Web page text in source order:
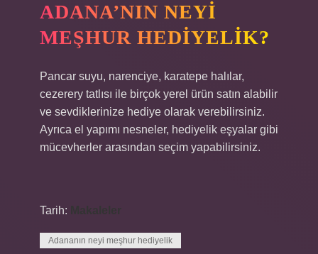
ADANA’NIN NEYI
MEŞHUR HEDIYELIK?
Pancar suyu, narenciye, karatepe halılar,
cezerery tatlısı ile birçok yerel ürün satın alabilir
ve sevdiklerinize hediye olarak verebilirsiniz.
Ayrıca el yapımı nesneler, hediyelik eşyalar gibi
mücevherler arasından seçim yapabilirsiniz.
Tarih:
Adananın neyi meşhur hediyelik